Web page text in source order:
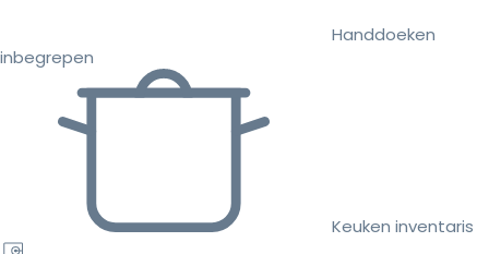
Handdoeken
inbegrepen
Keuken inventaris